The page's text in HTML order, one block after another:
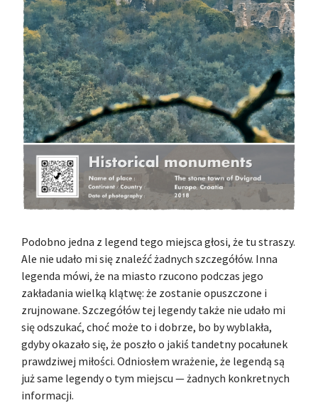
Podobno jedna z legend tego miejsca głosi, że tu straszy.
Ale nie udało mi się znaleźć żadnych szczegółów. Inna
legenda mówi, że na miasto rzucono podczas jego
zakładania wielką klątwę: że zostanie opuszczone i
zrujnowane. Szczegółów tej legendy także nie udało mi
się odszukać, choć może to i dobrze, bo by wyblakła,
gdyby okazało się, że poszło o jakiś tandetny pocałunek
prawdziwej miłości. Odniosłem wrażenie, że legendą są
już same legendy o tym miejscu — żadnych konkretnych
informacji.